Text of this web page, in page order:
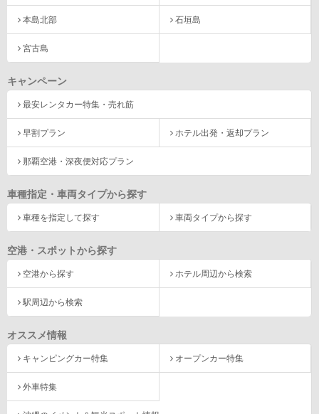
本島北部 石垣島
宮古島
キャンペーン
最安レンタカー特集・売れ筋
早割プラン ホテル出発・返却プラン
那覇空港・深夜便対応プラン
車種指定・車両タイプから探す
車種を指定して探す 車両タイプから探す
空港・スポットから探す
空港から探す ホテル周辺から検索
駅周辺から検索
オススメ情報
キャンピングカー特集 オープンカー特集
外車特集